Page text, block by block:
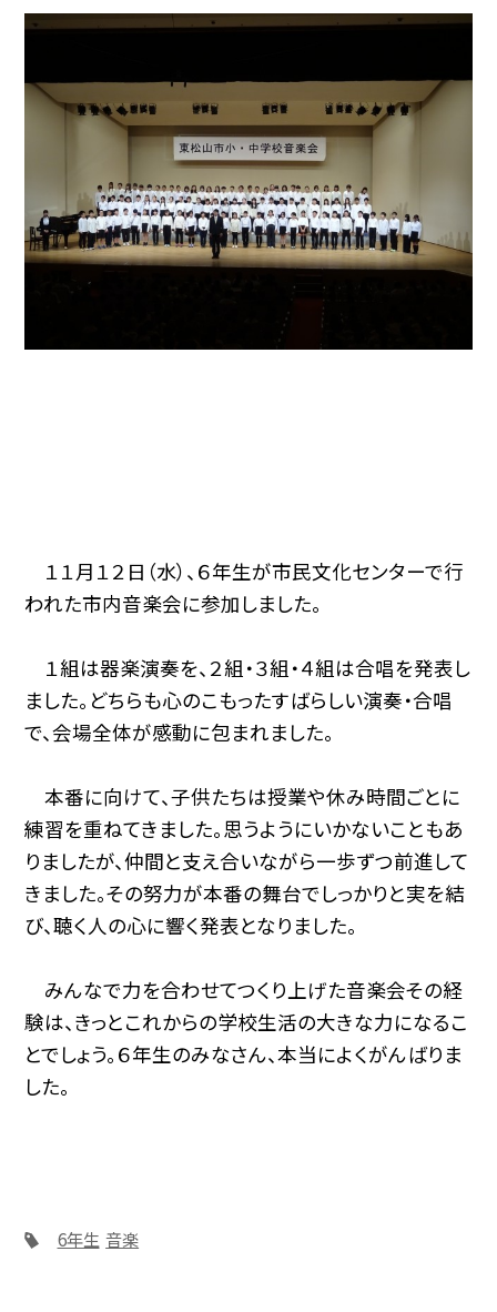
１１月１２日（水）、６年生が市民文化センターで行
われた市内音楽会に参加しました。
１組は器楽演奏を、２組・３組・４組は合唱を発表し
ました。どちらも心のこもったすばらしい演奏・合唱
で、会場全体が感動に包まれました。
本番に向けて、子供たちは授業や休み時間ごとに
練習を重ねてきました。思うようにいかないこともあ
りましたが、仲間と支え合いながら一歩ずつ前進して
きました。その努力が本番の舞台でしっかりと実を結
び、聴く人の心に響く発表となりました。
みんなで力を合わせてつくり上げた音楽会――その経
験は、きっとこれからの学校生活の大きな力になるこ
とでしょう。６年生のみなさん、本当によくがんばりま
した。
6年生 音楽